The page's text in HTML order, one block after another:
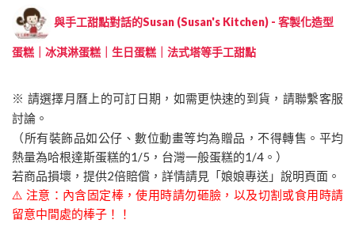
與手工甜點對話的Susan (Susan's Kitchen) - 客製化造型
蛋糕｜冰淇淋蛋糕｜生日蛋糕｜法式塔等手工甜點
※ 請選擇月曆上的可訂日期，如需更快速的到貨，請聯繫客服
討論。
（所有裝飾品如公仔、數位動畫等均為贈品，不得轉售。平均
熱量為哈根達斯蛋糕的1/5，台灣一般蛋糕的1/4。）
若商品損壞，提供2倍賠償，詳情請見「娘娘專送」說明頁面。
⚠️ 注意：內含固定棒，使用時請勿砸臉，以及切割或食用時請
留意中間處的棒子！！